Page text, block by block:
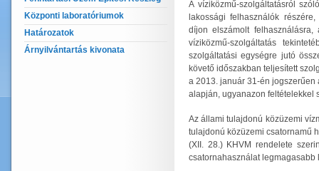
Központi laboratóriumok
Határozatok
Árnyilvántartás kivonata
A víziközmű-szolgáltatásról
lakossági felhasználók
díjon elszámolt
víziközmű-szolgáltatás
szolgáltatási egységre jutó
követő időszakban teljesített
a 2013. január 31-én
alapján, ugyanazon feltételekkel
Az állami tulajdonú közüzemi
tulajdonú közüzemi csatornamű
(XII. 28.) KHVM rendelete
csatornahasználat legmagasabb